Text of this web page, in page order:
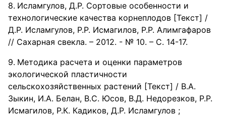
Исламгулов, Д.Р. Сортовые особенности и
технологические качества корнеплодов [Текст] /
Д.Р. Исламгулов, Р.Р. Исмагилов, Р.Р. Алимгафаров
// Сахарная свекла. – 2012. - № 10. – С. 14-17.
Методика расчета и оценки параметров
экологической пластичности
сельскохозяйственных растений [Текст] / В.А.
Зыкин, И.А. Белан, В.С. Юсов, В.Д. Недорезков, Р.Р.
Исмагилов, Р.К. Кадиков, Д.Р. Исламгулов ;